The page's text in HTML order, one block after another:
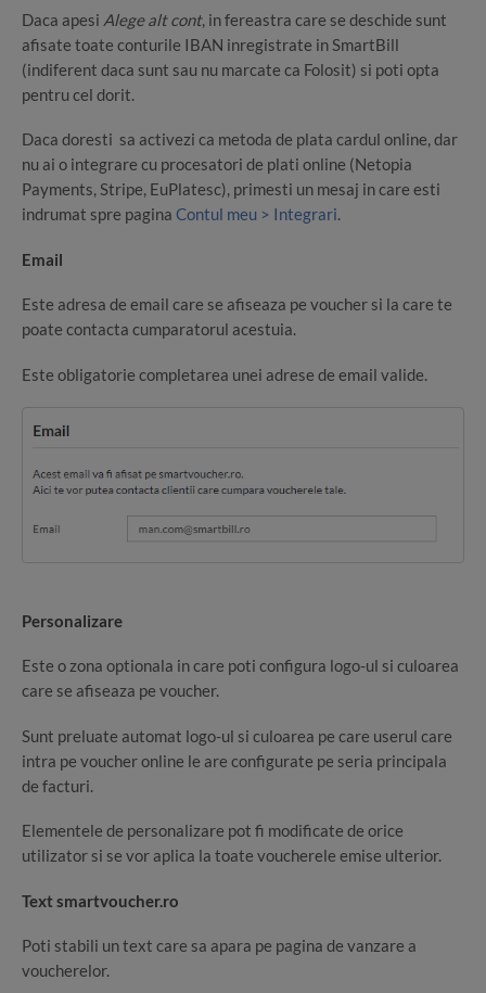
Daca apesi Alege alt cont, in fereastra care se deschide sunt
afisate toate conturile IBAN inregistrate in SmartBill
(indiferent daca sunt sau nu marcate ca Folosit) si poti opta
pentru cel dorit.
Daca doresti sa activezi ca metoda de plata cardul online, dar
nu ai o integrare cu procesatori de plati online (Netopia
Payments, Stripe, EuPlatesc), primesti un mesaj in care esti
indrumat spre pagina Contul meu > Integrari.
Email
Este adresa de email care se afiseaza pe voucher si la care te
poate contacta cumparatorul acestuia.
Este obligatorie completarea unei adrese de email valide.
Personalizare
Este o zona optionala in care poti configura logo-ul si culoarea
care se afiseaza pe voucher.
Sunt preluate automat logo-ul si culoarea pe care userul care
intra pe voucher online le are configurate pe seria principala
de facturi.
Elementele de personalizare pot fi modificate de orice
utilizator si se vor aplica la toate voucherele emise ulterior.
Text smartvoucher.ro
Poti stabili un text care sa apara pe pagina de vanzare a
voucherelor.